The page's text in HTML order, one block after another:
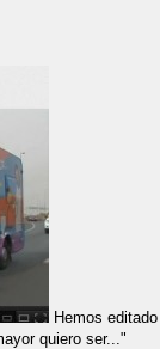
Hemos editado
quiero ser..."